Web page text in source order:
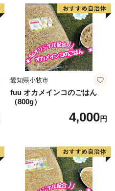
愛知県小牧市
fuu オカメインコのごはん
（800g）
4,000円